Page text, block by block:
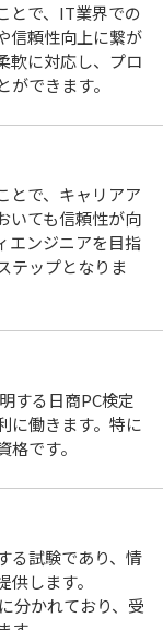
とで、IT業界での
信頼性向上に繋が
軟に対応し、プロ
できます。
とで、キャリアア
いても信頼性が向
エンジニアを目指
テップとなりま
する日商PC検定
に働きます。特に
です。
る試験であり、情
します。
分かれており、受